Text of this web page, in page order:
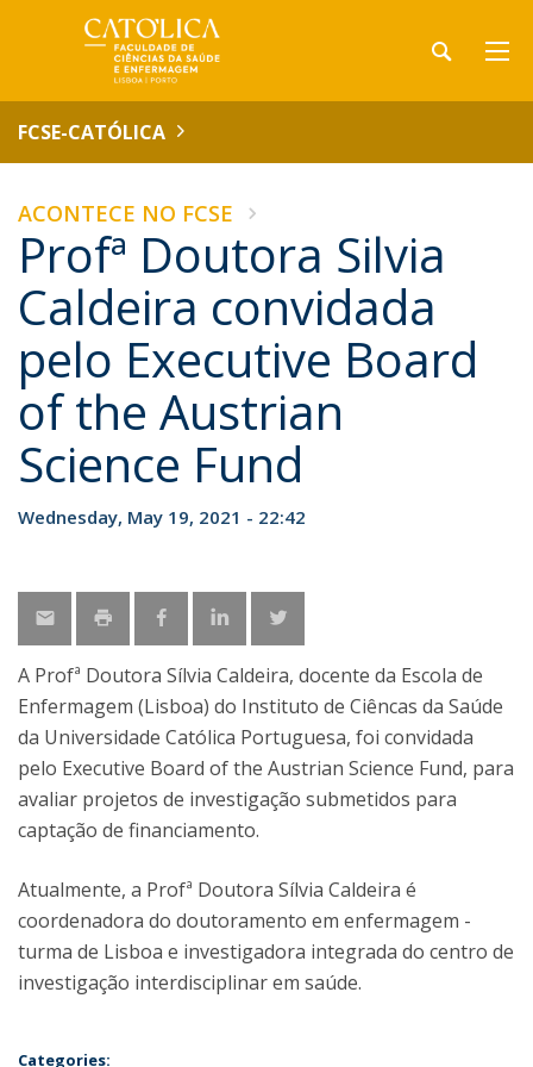
FCSE-CATÓLICA
ACONTECE NO FCSE
Profª Doutora Silvia
Caldeira convidada
pelo Executive Board
of the Austrian
Science Fund
Wednesday, May 19, 2021 - 22:42
A Profª Doutora Sílvia Caldeira, docente da Escola de
Enfermagem (Lisboa) do Instituto de Ciêncas da Saúde
da Universidade Católica Portuguesa, foi convidada
pelo Executive Board of the Austrian Science Fund, para
avaliar projetos de investigação submetidos para
captação de financiamento.
Atualmente, a Profª Doutora Sílvia Caldeira é
coordenadora do doutoramento em enfermagem -
turma de Lisboa e investigadora integrada do centro de
investigação interdisciplinar em saúde.
Categories: